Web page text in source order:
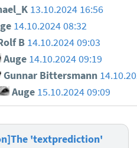
13.10.2024 16:56
14.10.2024 08:32
B 14.10.2024 09:03
Auge 14.10.2024 09:19
Gunnar Bittersmann
Auge 15.10.2024 09:09
'textprediction'